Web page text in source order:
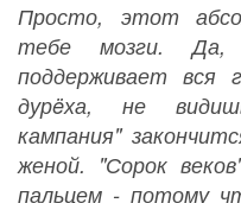
Просто, этот
тебе мозги.
поддерживает
дурëха, не
кампания"
женой. "Сорок
пальцем - потому